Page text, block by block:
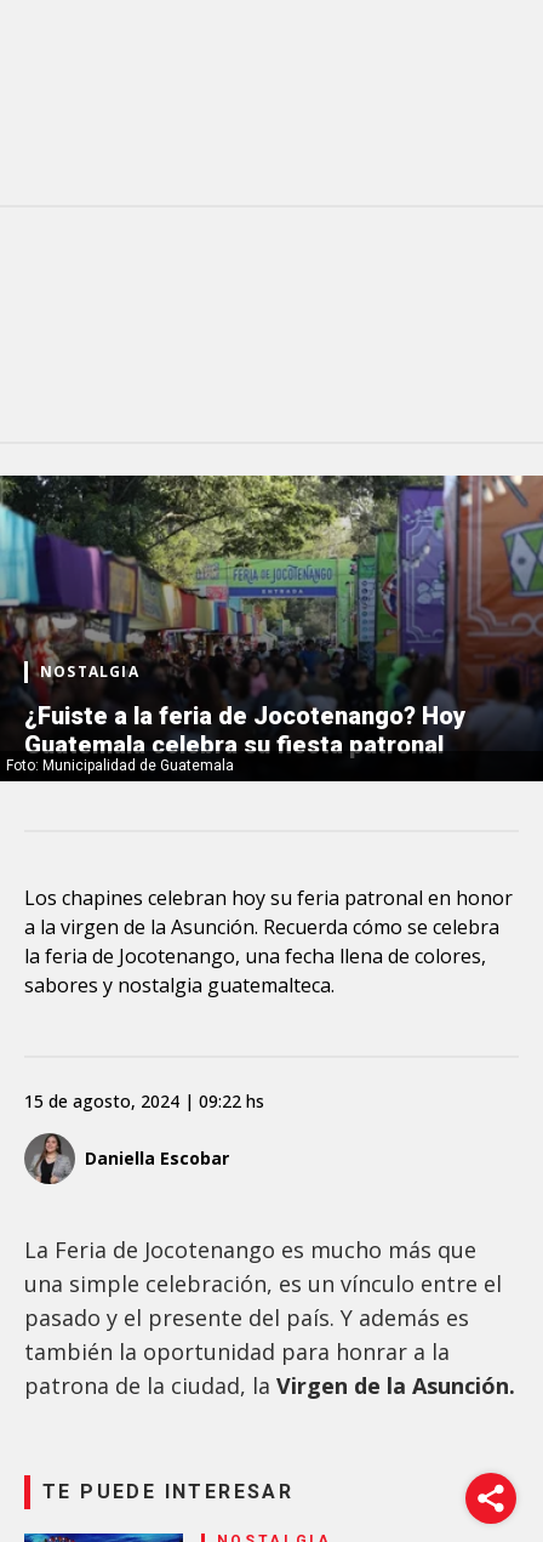
Foto: Municipalidad de Guatemala
NOSTALGIA
¿Fuiste a la feria de Jocotenango? Hoy
Guatemala celebra su fiesta patronal
Los chapines celebran hoy su feria patronal en honor
a la virgen de la Asunción. Recuerda cómo se celebra
la feria de Jocotenango, una fecha llena de colores,
sabores y nostalgia guatemalteca.
Daniella Escobar
15 de agosto, 2024 | 09:22 hs
La Feria de Jocotenango es mucho más que
una simple celebración, es un vínculo entre el
pasado y el presente del país. Y además es
también la oportunidad para honrar a la
patrona de la ciudad, la Virgen de la Asunción.
TE PUEDE INTERESAR